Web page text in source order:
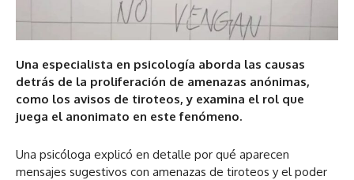
Una especialista en psicología aborda las causas
detrás de la proliferación de amenazas anónimas,
como los avisos de tiroteos, y examina el rol que
juega el anonimato en este fenómeno.
Una psicóloga explicó en detalle por qué aparecen
mensajes sugestivos con amenazas de tiroteos y el poder